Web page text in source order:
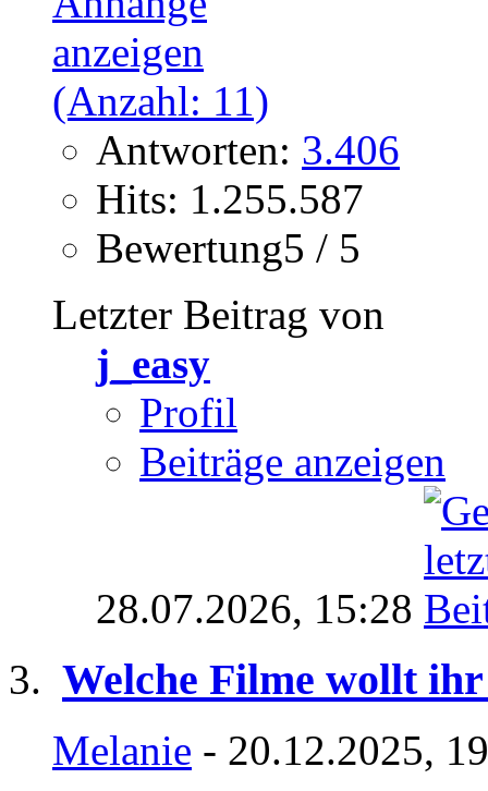
Antworten: 3.406
Hits: 1.255.587
Bewertung5 / 5
Letzter Beitrag von
j_easy
Profil
Beiträge anzeigen
28.07.2026, 15:28
Welche Filme wollt ihr
Melanie - 20.12.2025,